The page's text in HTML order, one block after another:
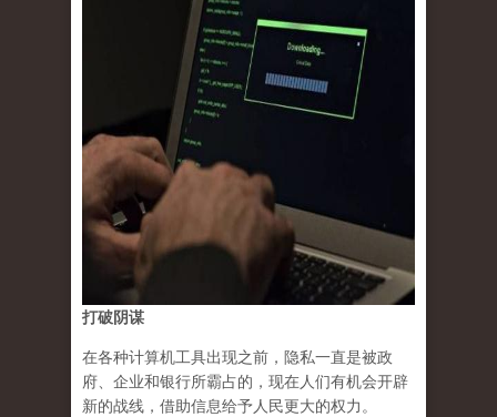
打破阴谋
在各种计算机工具出现之前，隐私一直是被政
府、企业和银行所霸占的，现在人们有机会开辟
新的战线，借助信息给予人民更大的权力。